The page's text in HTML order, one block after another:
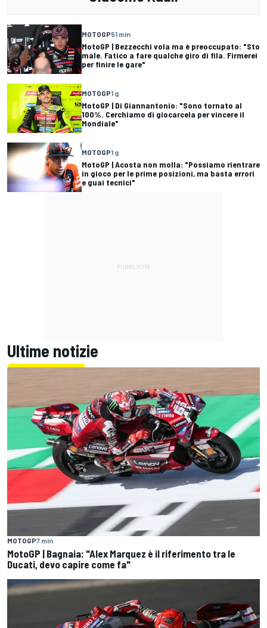
MOTOGP51 min
MotoGP | Bezzecchi vola ma è preoccupato: "Sto
male. Fatico a fare qualche giro di fila. Firmerei
per finire le gare"
MOTOGP1 g
MotoGP | Di Giannantonio: "Sono tornato al
100%. Cerchiamo di giocarcela per vincere il
Mondiale"
MOTOGP1 g
MotoGP | Acosta non molla: "Possiamo rientrare
in gioco per le prime posizioni, ma basta errori
e guai tecnici"
Ultime notizie
MOTOGP7 min
MotoGP | Bagnaia: "Alex Marquez è il riferimento tra le
Ducati, devo capire come fa"